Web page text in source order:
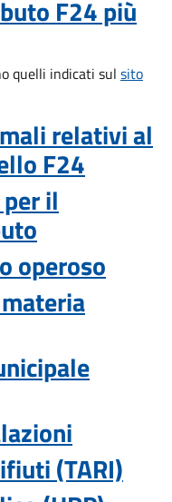
F24 più
quelli indicati sul sito
relativi al
F24
il
operoso
(TARI)